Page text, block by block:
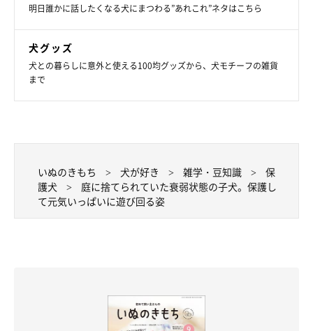
明日誰かに話したくなる犬にまつわる”あれこれ”ネタはこちら
犬グッズ
犬との暮らしに意外と使える100均グッズから、犬モチーフの雑貨
まで
いぬのきもち 犬が好き 雑学・豆知識
保
護犬
庭に捨てられていた衰弱状態の子犬。保護し
て元気いっぱいに遊び回る姿